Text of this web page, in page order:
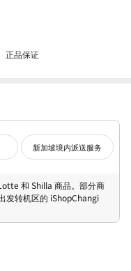
正品保证
新加坡境内派送服务
和 Shilla 商品。部分商
发转机区的 iShopChangi